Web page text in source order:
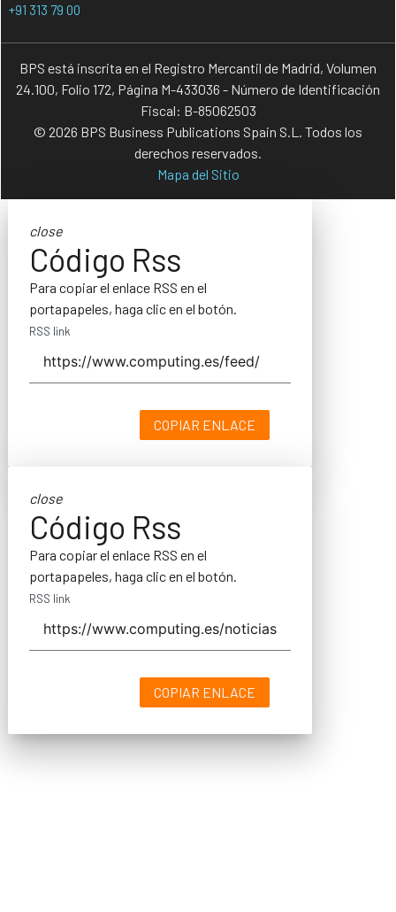
+91 313 79 00
BPS está inscrita en el Registro Mercantil de Madrid, Volumen
24.100, Folio 172, Página M-433036 - Número de Identificación
Fiscal: B-85062503
© 2026 BPS Business Publications Spain S.L. Todos los
derechos reservados.
Mapa del Sitio
close
Código Rss
Para copiar el enlace RSS en el
portapapeles, haga clic en el botón.
RSS link
COPIAR ENLACE
close
Código Rss
Para copiar el enlace RSS en el
portapapeles, haga clic en el botón.
RSS link
COPIAR ENLACE